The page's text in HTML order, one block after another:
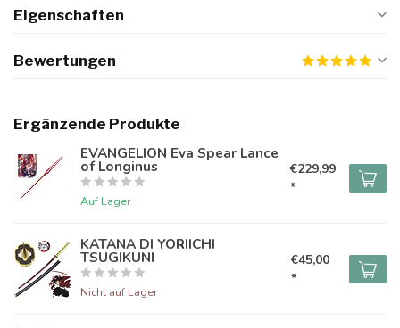
Eigenschaften
Bewertungen
Ergänzende Produkte
EVANGELION Eva Spear Lance
of Longinus
Auf Lager
€229,99
*
KATANA DI YORIICHI
TSUGIKUNI
Nicht auf Lager
€45,00
*